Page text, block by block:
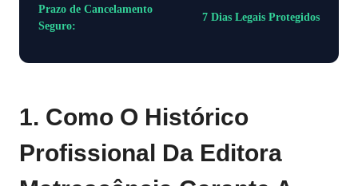
Prazo de Cancelamento
Seguro:
7 Dias Legais Protegidos
1. Como O Histórico
Profissional Da Editora